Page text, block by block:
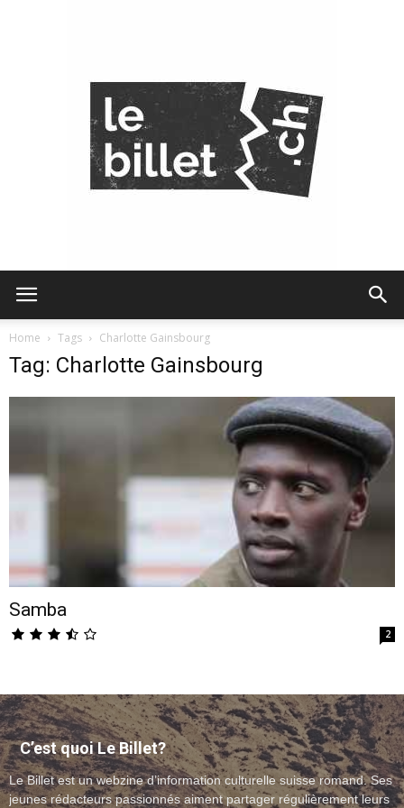
webzine
–
musique
Home Tags Charlotte Gainsbourg
Tag: Charlotte Gainsbourg
Samba
2
C’est quoi Le Billet?
Le Billet est un webzine d’information culturelle suisse romand. Ses
jeunes rédacteurs passionnés aiment partager régulièrement leurs